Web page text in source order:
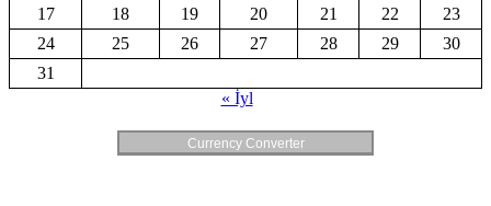
17
18 19 20 21 22
23
24
25 26 27 28 29
30
31
« İyl
Currency Converter